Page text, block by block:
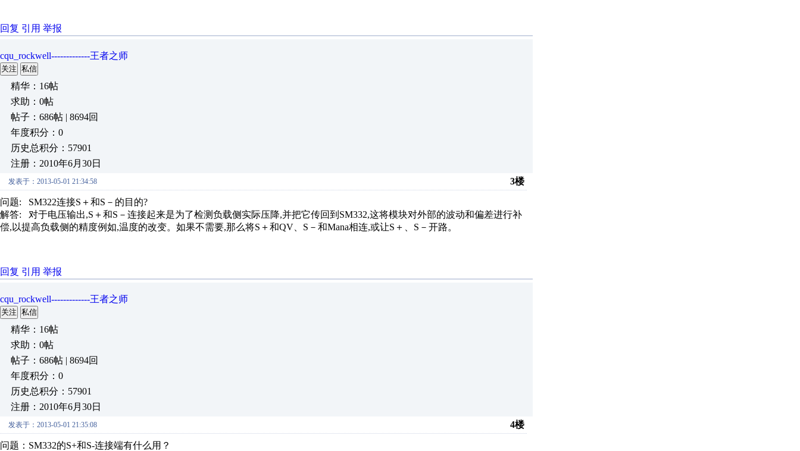
回复 引用 举报
cqu_rockwell-------------王者之师
关注 私信
精华：16帖
求助：0帖
帖子：686帖 | 8694回
年度积分：0
历史总积分：57901
注册：2010年6月30日
发表于：2013-05-01 21:34:58 3楼
问题: SM322连接S＋和S－的目的?
解答: 对于电压输出,S＋和S－连接起来是为了检测负载侧实际压降,并把它传回到SM332,这将模块对外部的波动和偏差进行补
偿,以提高负载侧的精度例如,温度的改变。如果不需要,那么将S＋和QV、S－和Mana相连,或让S＋、S－开路。
回复 引用 举报
cqu_rockwell-------------王者之师
关注 私信
精华：16帖
求助：0帖
帖子：686帖 | 8694回
年度积分：0
历史总积分：57901
注册：2010年6月30日
发表于：2013-05-01 21:35:08 4楼
问题：SM332的S+和S-连接端有什么用？